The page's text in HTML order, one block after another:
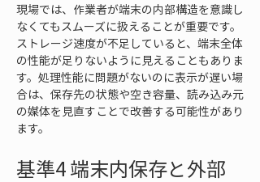
現場では、作業者が端末の内部構造を意識し
なくてもスムーズに扱えることが重要です。
ストレージ速度が不足していると、端末全体
の性能が足りないように見えることもありま
す。処理性能に問題がないのに表示が遅い場
合は、保存先の状態や空き容量、読み込み元
の媒体を見直すことで改善する可能性があり
ます。
基準4 端末内保存と外部